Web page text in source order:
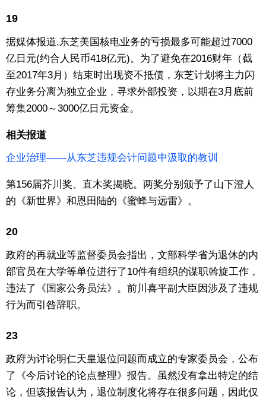
19
据媒体报道,东芝美国核电业务的亏损最多可能超过7000
亿日元(约合人民币418亿元)。为了避免在2016财年（截
至2017年3月）结束时出现资不抵债，东芝计划将主力闪
存业务分离为独立企业，寻求外部投资，以期在3月底前
筹集2000～3000亿日元资金。
相关报道
企业治理——从东芝违规会计问题中汲取的教训
第156届芥川奖、直木奖揭晓。两奖分别颁予了山下澄人
的《新世界》和恩田陆的《蜜蜂与远雷》。
20
政府的再就业等监督委员会指出，文部科学省为退休的内
部官员在大学等单位进行了10件有组织的谋职斡旋工作，
违法了《国家公务员法》。前川喜平副大臣因涉及了违规
行为而引咎辞职。
23
政府为讨论明仁天皇退位问题而成立的专家委员会，公布
了《今后讨论的论点整理》报告。虽然没有拿出特定的结
论，但该报告认为，退位制度化将存在很多问题，因此仅